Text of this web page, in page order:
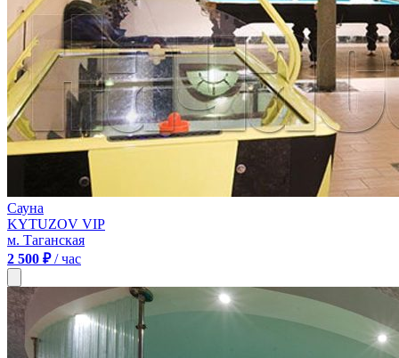
Сауна
KYTUZOV VIP
м. Таганская
2 500 ₽/ час